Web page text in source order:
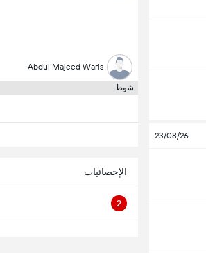
23/08/26
Abdul Majeed Waris
شوط
الإحصائيات
2